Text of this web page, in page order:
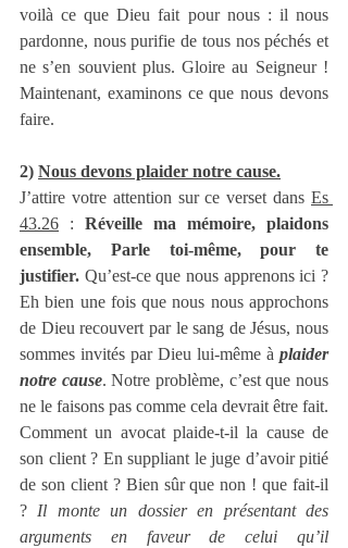
voilà ce que Dieu fait pour nous : il nous
pardonne, nous purifie de tous nos péchés et
ne s’en souvient plus. Gloire au Seigneur !
Maintenant, examinons ce que nous devons
faire.
2) Nous devons plaider notre cause.
J’attire votre attention sur ce verset dans Es
43.26 : Réveille ma mémoire, plaidons
ensemble, Parle toi-même, pour te
justifier. Qu’est-ce que nous apprenons ici ?
Eh bien une fois que nous nous approchons
de Dieu recouvert par le sang de Jésus, nous
sommes invités par Dieu lui-même à plaider
notre cause. Notre problème, c’est que nous
ne le faisons pas comme cela devrait être fait.
Comment un avocat plaide-t-il la cause de
son client ? En suppliant le juge d’avoir pitié
de son client ? Bien sûr que non ! que fait-il
? Il monte un dossier en présentant des
arguments en faveur de celui qu’il